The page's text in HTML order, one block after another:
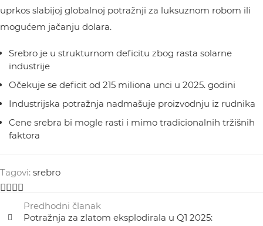
uprkos slabijoj globalnoj potražnji za luksuznom robom ili
mogućem jačanju dolara.
Srebro je u strukturnom deficitu zbog rasta solarne
industrije
Očekuje se deficit od 215 miliona unci u 2025. godini
Industrijska potražnja nadmašuje proizvodnju iz rudnika
Cene srebra bi mogle rasti i mimo tradicionalnih tržišnih
faktora
Tagovi: srebro
Predhodni članak
Potražnja za zlatom eksplodirala u Q1 2025: